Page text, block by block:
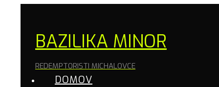
BAZILIKA MINOR
REDEMPTORISTI MICHALOVCE
DOMOV